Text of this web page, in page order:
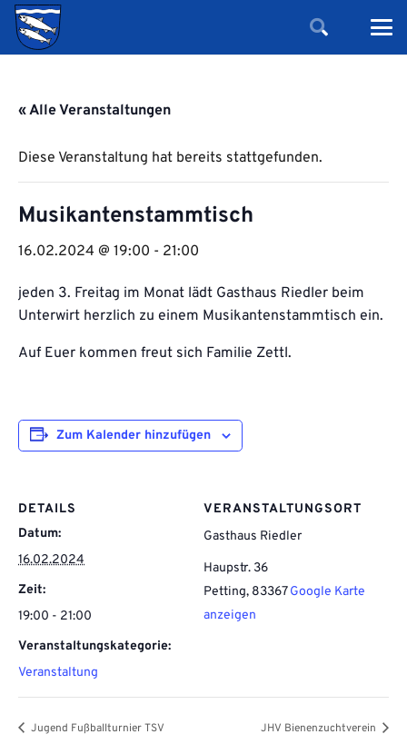
« Alle Veranstaltungen
Diese Veranstaltung hat bereits stattgefunden.
Musikantenstammtisch
16.02.2024 @ 19:00 - 21:00
jeden 3. Freitag im Monat lädt Gasthaus Riedler beim
Unterwirt herzlich zu einem Musikantenstammtisch ein.
Auf Euer kommen freut sich Familie Zettl.
Zum Kalender hinzufügen
DETAILS
Datum:
16.02.2024
Zeit:
19:00 - 21:00
Veranstaltungskategorie:
Veranstaltung
VERANSTALTUNGSORT
Gasthaus Riedler
Haupstr. 36
Petting, 83367 Google Karte
anzeigen
Jugend Fußballturnier TSV JHV Bienenzuchtverein